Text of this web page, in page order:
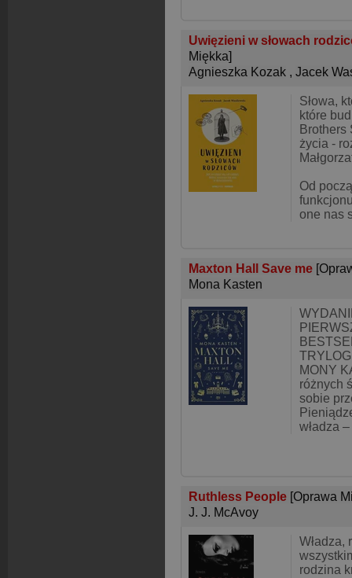
Uwięzieni w słowach
Miękka]
Agnieszka Kozak , Jacek
Słowa,
które
Brothers
życia -
Od
one nas
Maxton Hall Save me
Mona Kasten
MONY
różnych
sobie
władza
Ruthless People [Oprawa
J. J. McAvoy
Władza,
rodzina